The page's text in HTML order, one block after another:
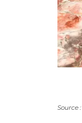
Source :